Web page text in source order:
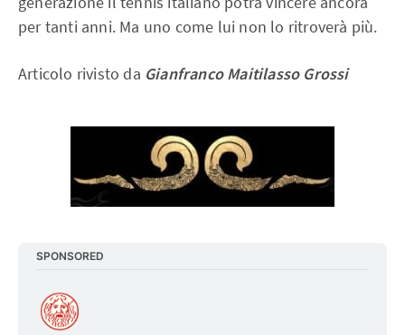
per tanti anni. Ma uno come lui non lo ritroverà più.
Articolo rivisto da Gianfranco Maitilasso Grossi
SPONSORED